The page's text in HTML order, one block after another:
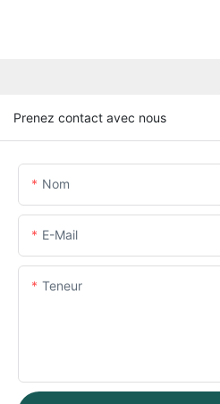
Prenez contact avec nous
Nom
E-Mail
Teneur